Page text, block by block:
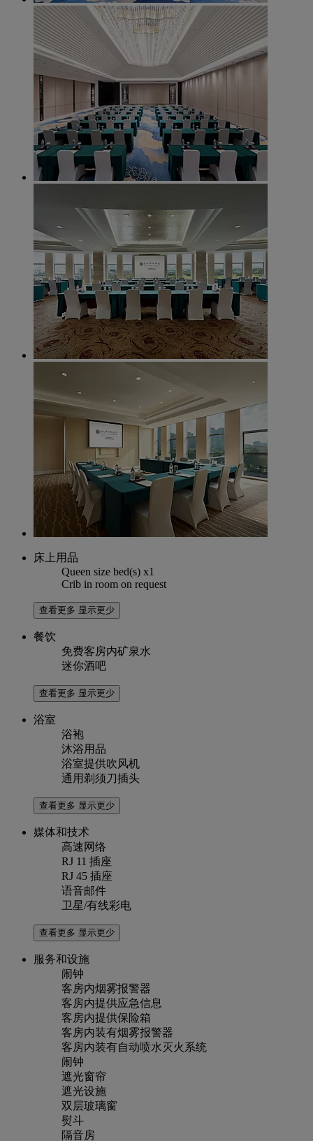
床上用品
Queen size bed(s) x1
Crib in room on request
查看更多 显示更少
餐饮
免费客房内矿泉水
迷你酒吧
查看更多 显示更少
浴室
浴袍
沐浴用品
浴室提供吹风机
通用剃须刀插头
查看更多 显示更少
媒体和技术
高速网络
RJ 11 插座
RJ 45 插座
语音邮件
卫星/有线彩电
查看更多 显示更少
服务和设施
闹钟
客房内烟雾报警器
客房内提供应急信息
客房内提供保险箱
客房内装有烟雾报警器
客房内装有自动喷水灭火系统
闹钟
遮光窗帘
遮光设施
双层玻璃窗
熨斗
隔音房